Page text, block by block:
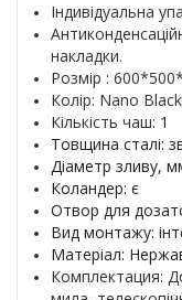
Індивідуальна
накладки.
Розмір :
Колір: Nano Black
Кількість чаш: 1
Товщина сталі:
Діаметр зливу,
Коландер: є
Отвор для
Вид монтажу:
Матеріал:
Комплектация: